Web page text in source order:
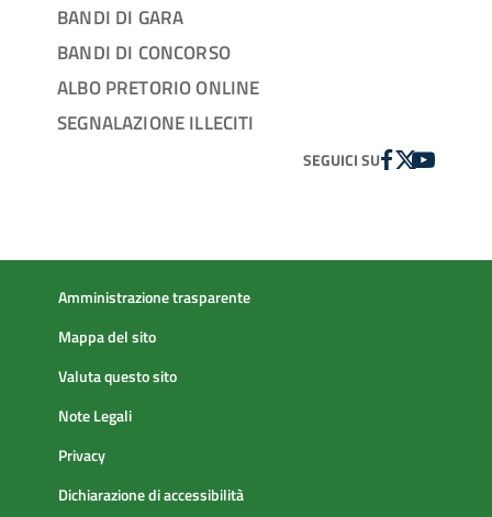
BANDI DI GARA
BANDI DI CONCORSO
ALBO PRETORIO ONLINE
SEGNALAZIONE ILLECITI
SEGUICI SUFACEBOOK
TWITTER
YOUTUBE
Amministrazione trasparente
Mappa del sito
Valuta questo sito
Note Legali
Privacy
Dichiarazione di accessibilità